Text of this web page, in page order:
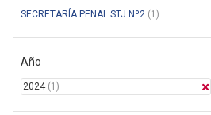
SECRETARÍA PENAL STJ Nº2 (1)
Año
2024(1)